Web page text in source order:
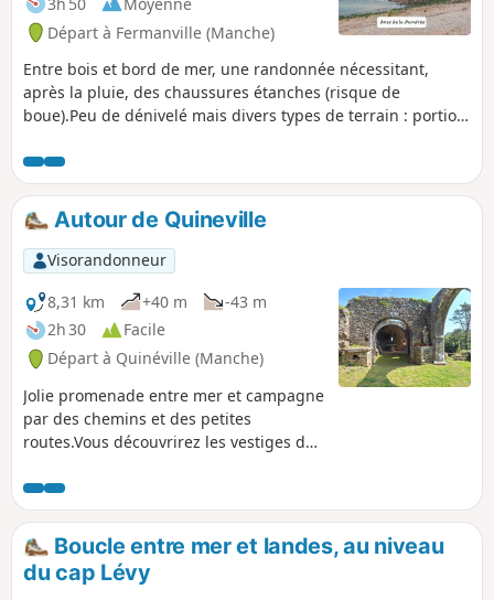
Départ à Fermanville (Manche)
Entre bois et bord de mer, une randonnée nécessitant,
après la pluie, des chaussures étanches (risque de
boue).Peu de dénivelé mais divers types de terrain : portion
Autour de Quineville
Visorandonneur
8,31 km
+40 m
-43 m
2h 30
Facile
Départ à Quinéville (Manche)
Jolie promenade entre mer et campagne
par des chemins et des petites
routes.Vous découvrirez les vestiges de
dominant la petite vallée de la Sinope.
En faisant le tour du charmant petit port
vous passerez sur les portes à flots.
Boucle entre mer et landes, au niveau
du cap Lévy